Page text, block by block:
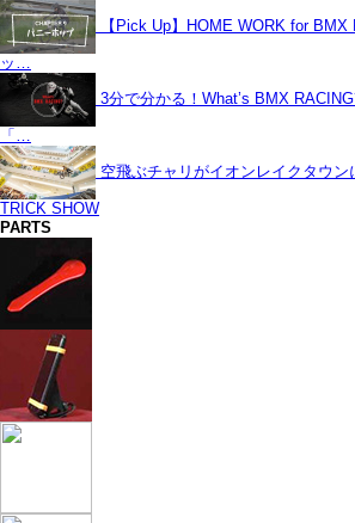
【Pick Up】HOME WORK for
ッ…
3分で分かる！What’s BMX
「…
空飛ぶチャリがイオンレイクタウ
TRICK SHOW
PARTS